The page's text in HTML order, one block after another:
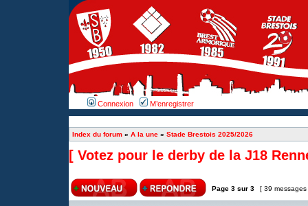
Connexion M’enregistrer
Index du forum » A la une » Stade Brestois 2025/2026
[ Votez pour le derby de la J18
Page 3 sur 3 [ 39